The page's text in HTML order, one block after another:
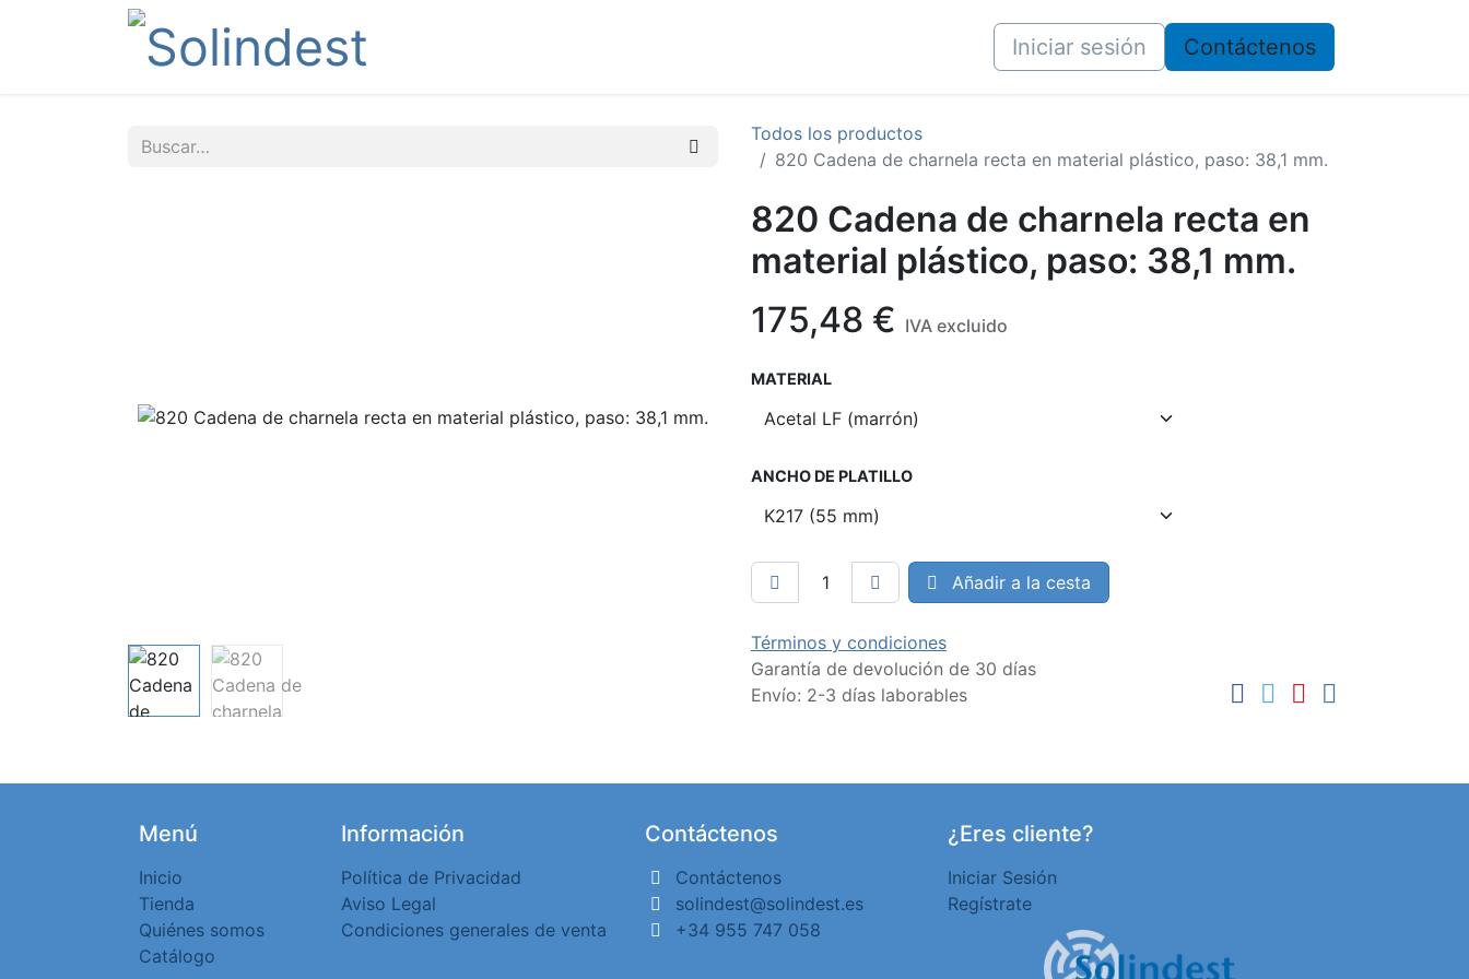
Iniciar sesión ​​Contáctenos
Todos los productos
820 Cadena de charnela recta en material plástico, paso: 38,1 mm.
820 Cadena de charnela recta en
material plástico, paso: 38,1 mm.
175,48 € IVA excluido
MATERIAL
ANCHO DE PLATILLO
Añadir a la cesta
Términos y condiciones
Garantía de devolución de 30 días
Envío: 2-3 días laborables
Menú
Inicio
Tienda
Quiénes somos
Catálogo
Información
Política de Privacidad
Aviso Legal
Condiciones generales de venta
Contáctenos
Contáctenos
solindest@solindest.es
+34 955 747 058
¿Eres cliente?
Iniciar Sesión
Regístrate